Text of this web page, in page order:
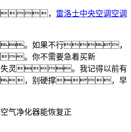
， 雷洛士中央空调空调
。如果不行，
。你不需要急着买新
灵。我记得以前有
，别硬撑，早
化器能恢复正